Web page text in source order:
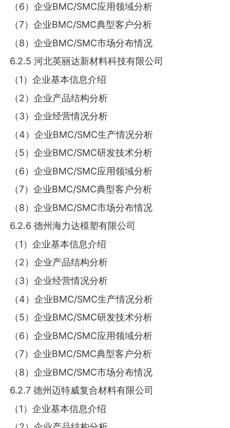
（6）企业BMC/SMC应用领域分析
（7）企业BMC/SMC典型客户分析
（8）企业BMC/SMC市场分布情况
6.2.5 河北英丽达新材料科技有限公司
（1）企业基本信息介绍
（2）企业产品结构分析
（3）企业经营情况分析
（4）企业BMC/SMC生产情况分析
（5）企业BMC/SMC研发技术分析
（6）企业BMC/SMC应用领域分析
（7）企业BMC/SMC典型客户分析
（8）企业BMC/SMC市场分布情况
6.2.6 德州海力达模塑有限公司
（1）企业基本信息介绍
（2）企业产品结构分析
（3）企业经营情况分析
（4）企业BMC/SMC生产情况分析
（5）企业BMC/SMC研发技术分析
（6）企业BMC/SMC应用领域分析
（7）企业BMC/SMC典型客户分析
（8）企业BMC/SMC市场分布情况
6.2.7 德州迈特威复合材料有限公司
（1）企业基本信息介绍